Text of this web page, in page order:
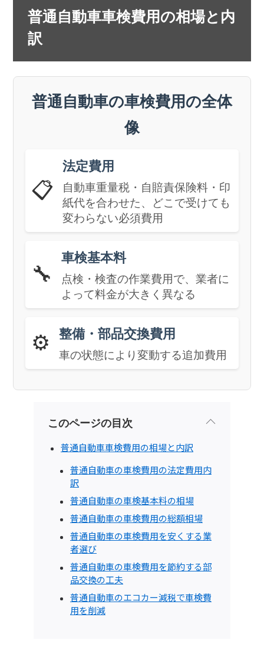
普通自動車車検費用の相場と内
訳
普通自動車の車検費用の全体
像
📋
法定費用
自動車重量税・自賠責保険料・印
紙代を合わせた、どこで受けても
変わらない必須費用
🔧
車検基本料
点検・検査の作業費用で、業者に
よって料金が大きく異なる
⚙️ 整備・部品交換費用
車の状態により変動する追加費用
このページの目次
普通自動車車検費用の相場と内訳
普通自動車の車検費用の法定費用内
訳
普通自動車の車検基本料の相場
普通自動車の車検費用の総額相場
普通自動車の車検費用を安くする業
者選び
普通自動車の車検費用を節約する部
品交換の工夫
普通自動車のエコカー減税で車検費
用を削減